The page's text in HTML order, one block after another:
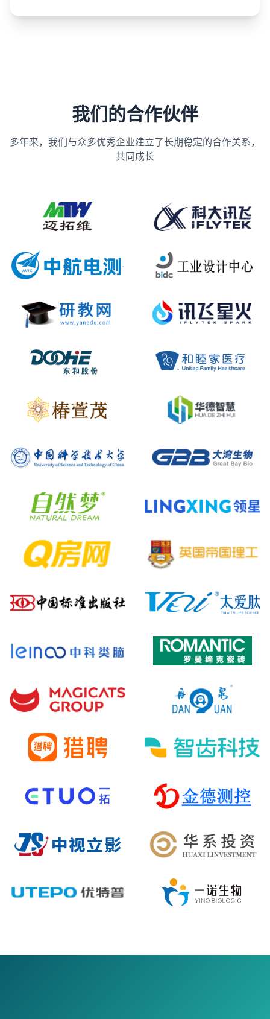
我们的合作伙伴
多年来，我们与众多优秀企业建立了长期稳定的合作关系，
共同成长